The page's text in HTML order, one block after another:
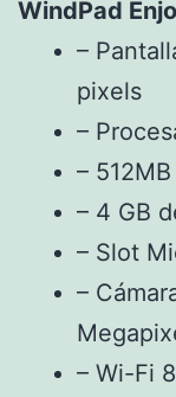
WindPad
–
pixels
–
–
– 4 GB
– Slot
–
– Wi-Fi